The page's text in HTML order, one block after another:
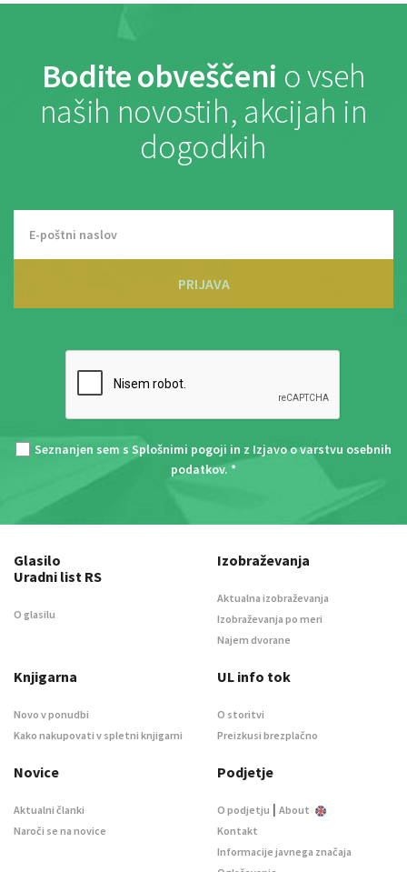
Bodite obveščeni o vseh
naših novostih, akcijah in
dogodkih
PRIJAVA
Seznanjen sem s Splošnimi pogoji in z Izjavo o varstvu osebnih
podatkov. *
Glasilo
Uradni list RS
O glasilu
Izobraževanja
Aktualna izobraževanja
Izobraževanja po meri
Najem dvorane
Knjigarna
Novo v ponudbi
Kako nakupovati v spletni knjigarni
UL info tok
O storitvi
Preizkusi brezplačno
Novice
Aktualni članki
Naroči se na novice
Podjetje
O podjetju | About
Kontakt
Informacije javnega značaja